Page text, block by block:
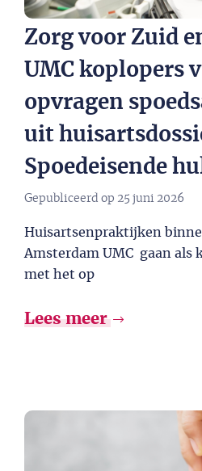
Zorg voor Zuid
UMC koplopers
opvragen
uit
Spoedeisende
Gepubliceerd op 25 juni 2026
Huisartsenpraktijken
Amsterdam UMC gaan als
met het op
Lees meer